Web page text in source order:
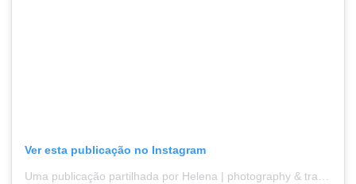
Ver esta publicação no Instagram
Uma publicação partilhada por Helena | photography & travel (@aos40deumeparaisto)